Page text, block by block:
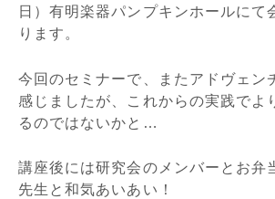
日）有明楽器パンプキンホールにて
ります。
今回のセミナーで、またアドヴェン
感じましたが、これからの実践でよ
るのではないかと…
講座後には研究会のメンバーとお弁
先生と和気あいあい！